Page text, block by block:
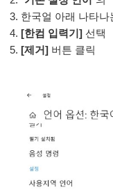
한국얼 아래 나타나
[한컴 입력기] 선택
[제거] 버튼 클릭